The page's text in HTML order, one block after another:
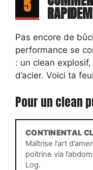
5
Pas encore de
performance se
: un clean
d’acier. Voici ta
Pour un clean
CONTINENTAL
Maîtrise l’art
poitrine via
Log.